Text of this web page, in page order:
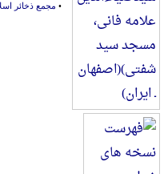
• مجمع ذخائر